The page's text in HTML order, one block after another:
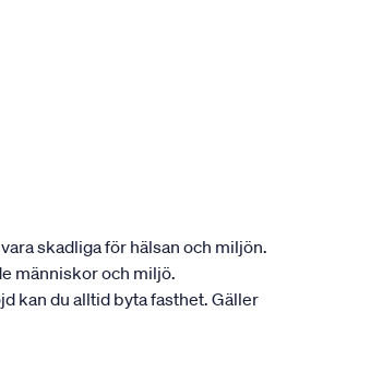
skadliga för hälsan och miljön.
människor och miljö.
kan du alltid byta fasthet. Gäller